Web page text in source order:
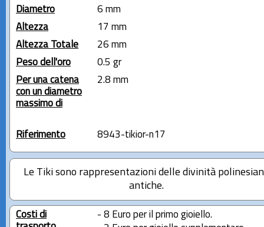
Diametro
6 mm
Altezza
17 mm
Altezza Totale
26 mm
Peso dell'oro
0.5 gr
Per una catena
con un diametro
massimo di
2.8 mm
Riferimento 8943-tikior-n17
Le Tiki sono rappresentazioni delle divinità
antiche.
Costi di
- 8 Euro per il primo gioiello.